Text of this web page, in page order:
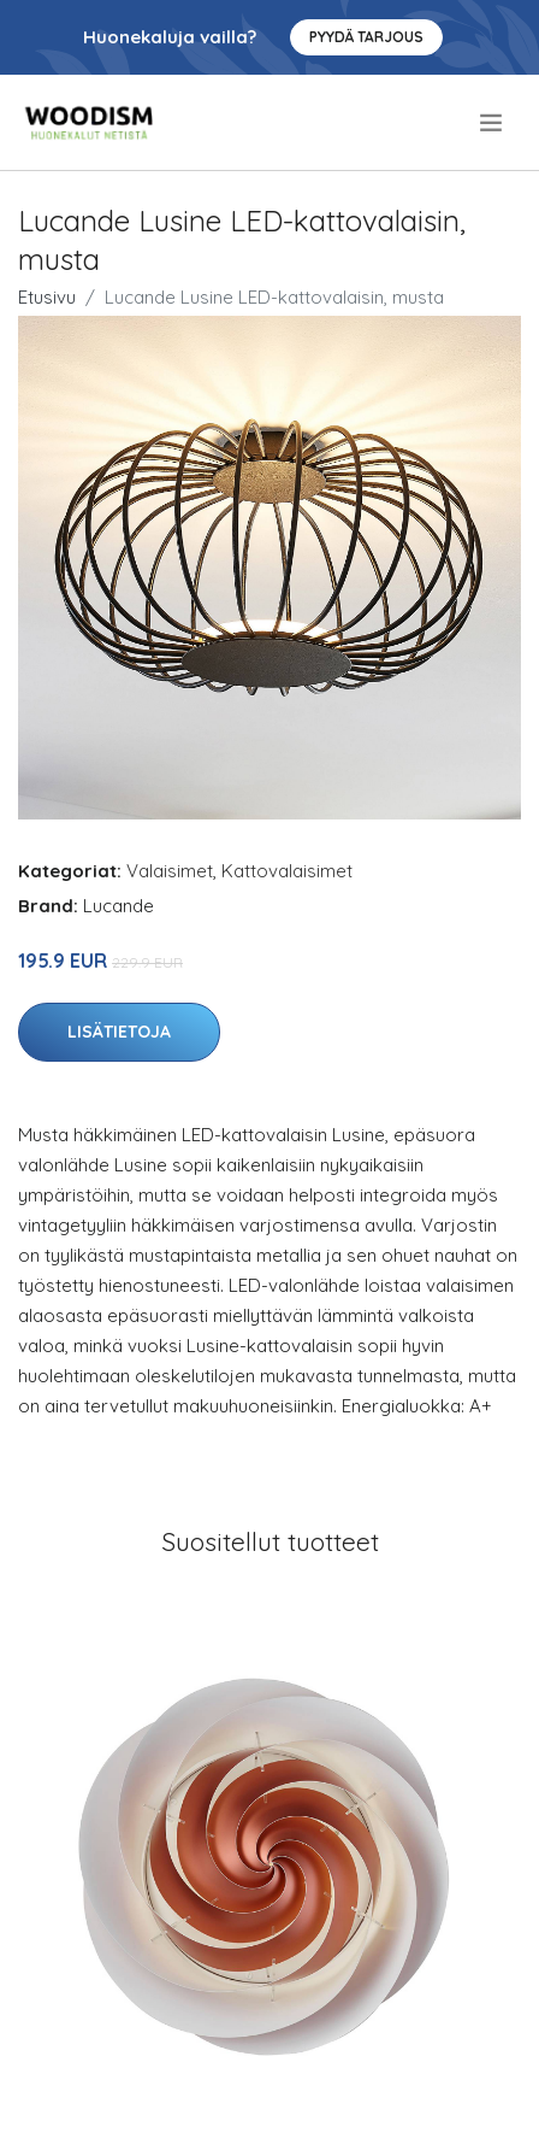
Huonekaluja vailla? PYYDÄ TARJOUS
Lucande Lusine LED-kattovalaisin,
musta
Etusivu Lucande Lusine LED-kattovalaisin, musta
Kategoriat: Valaisimet Kattovalaisimet
Brand: Lucande
195.9 EUR 229.9 EUR
LISÄTIETOJA
Musta häkkimäinen LED-kattovalaisin Lusine, epäsuora
valonlähde Lusine sopii kaikenlaisiin nykyaikaisiin
ympäristöihin, mutta se voidaan helposti integroida myös
vintagetyyliin häkkimäisen varjostimensa avulla. Varjostin
on tyylikästä mustapintaista metallia ja sen ohuet nauhat on
työstetty hienostuneesti. LED-valonlähde loistaa valaisimen
alaosasta epäsuorasti miellyttävän lämmintä valkoista
valoa, minkä vuoksi Lusine-kattovalaisin sopii hyvin
huolehtimaan oleskelutilojen mukavasta tunnelmasta, mutta
on aina tervetullut makuuhuoneisiinkin. Energialuokka: A+
Suositellut tuotteet